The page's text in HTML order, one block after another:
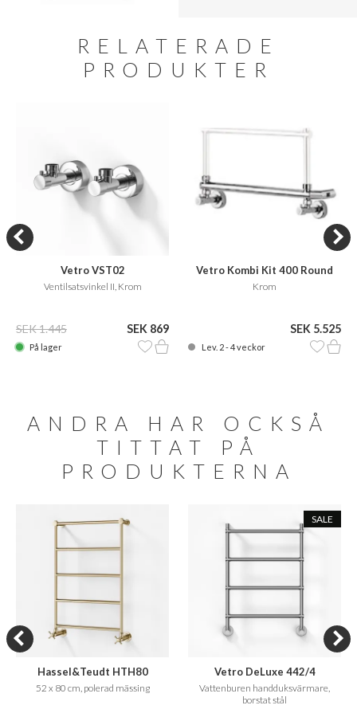
RELATERADE
PRODUKTER
Vetro VST02
Ventilsatsvinkel II, Krom
SEK 1.445 SEK 869
På lager
Vetro Kombi Kit 400 Round
Krom
SEK 5.525
Lev. 2 - 4 veckor
ANDRA HAR OCKSÅ
TITTAT PÅ
PRODUKTERNA
Hassel&Teudt HTH80
52 x 80 cm, polerad mässing
SALE
Vetro DeLuxe 442/4
Vattenburen handduksvärmare,
borstat stål